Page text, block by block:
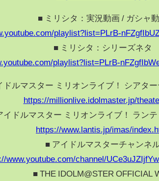
■ ミリシタ：実況動画 / ガシャ
playlist?list=PLrB-
■ ミリシタ：シリーズネタ
playlist?list=PLrB-
ドルマスター ミリオンライブ！ シアタ
https://millionlive.idolmaster.jp/
イドルマスター ミリオンライブ！ ランテ
https://www.lantis.jp/imas/
■ アイドルマスターチャンネ
www.youtube.com/channel/
■ THE IDOLM@STER OFFICIAL